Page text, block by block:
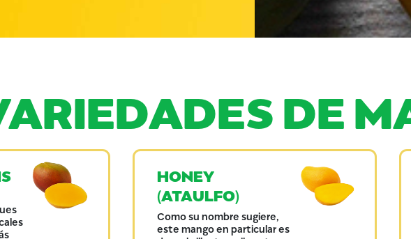
DE
HONEY
(ATAULFO)
Como su nombre sugiere,
este mango en particular es